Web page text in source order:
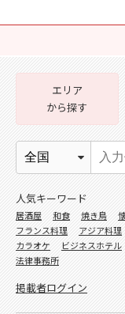
エリア
から探す
人気キーワード
居酒屋 和食 焼き鳥
フランス料理
アジア料理
カラオケ
ビジネスホテル
法律事務所
掲載者ログイン